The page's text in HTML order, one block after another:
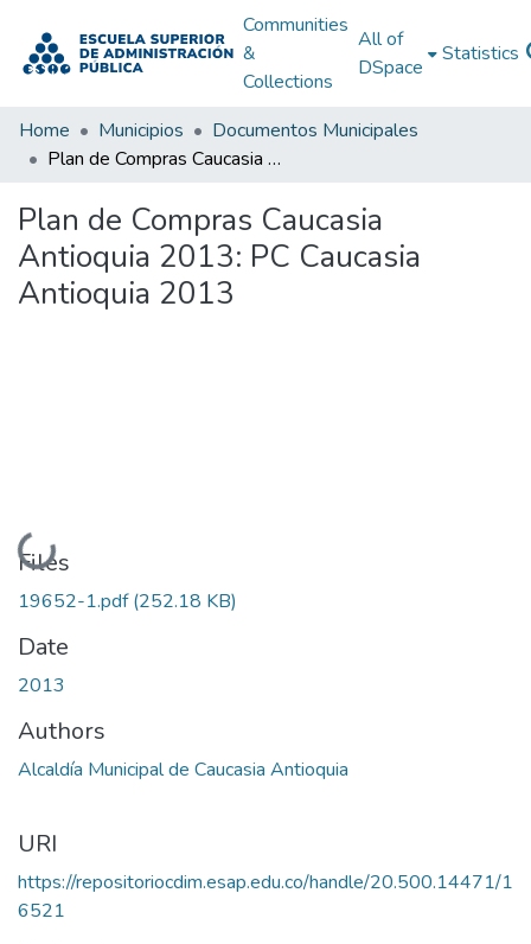
Communities
&
Collections
All of
DSpace
Statistics
Home Municipios
Documentos Municipales
Plan de Compras Caucasia Antioquia 2013: PC Caucasia Antioquia 2013
Plan de Compras Caucasia
Antioquia 2013: PC Caucasia
Antioquia 2013
Loading...
Files
19652-1.pdf(252.18 KB)
Date
2013
Authors
Alcaldía Municipal de Caucasia Antioquia
URI
https://repositoriocdim.esap.edu.co/handle/20.500.14471/1
6521